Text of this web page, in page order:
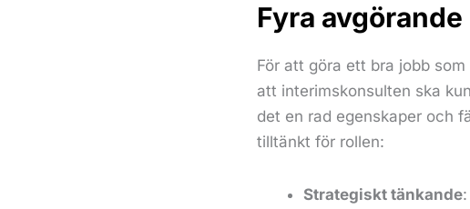
Fyra
För att göra ett bra jobb
att interimskonsulten ska
det en rad egenskaper och
tilltänkt för rollen:
Strategiskt tänkande